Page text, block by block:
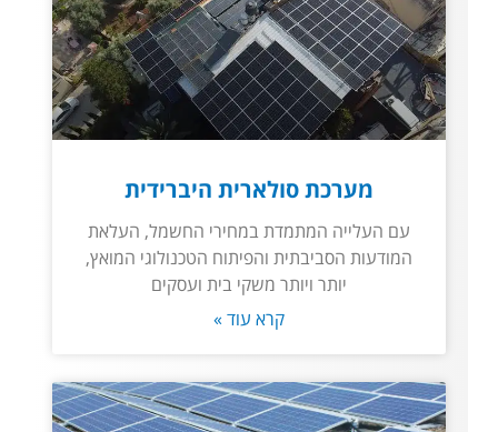
מערכת סולארית היברידית
עם העלייה המתמדת במחירי החשמל, העלאת
המודעות הסביבתית והפיתוח הטכנולוגי המואץ,
יותר ויותר משקי בית ועסקים
קרא עוד »